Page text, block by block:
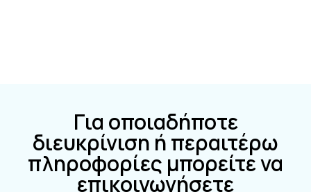
Για οποιαδήποτε
διευκρίνιση ή περαιτέρω
πληροφορίες μπορείτε να
επικοινωνήσετε